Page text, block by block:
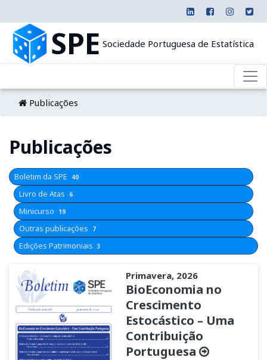
SPE Sociedade Portuguesa de Estatística
Publicações
Publicações
Boletim da SPE 40
Livro de Atas 6
Minicurso 19
Outras publicações 7
Edições Patrimoniais 3
Primavera, 2026
BioEconomia no
Crescimento
Estocástico – Uma
Contribuição
Portuguesa